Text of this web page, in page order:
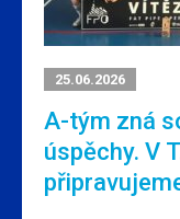
25.06.2026
A-tým zná
úspěchy. V